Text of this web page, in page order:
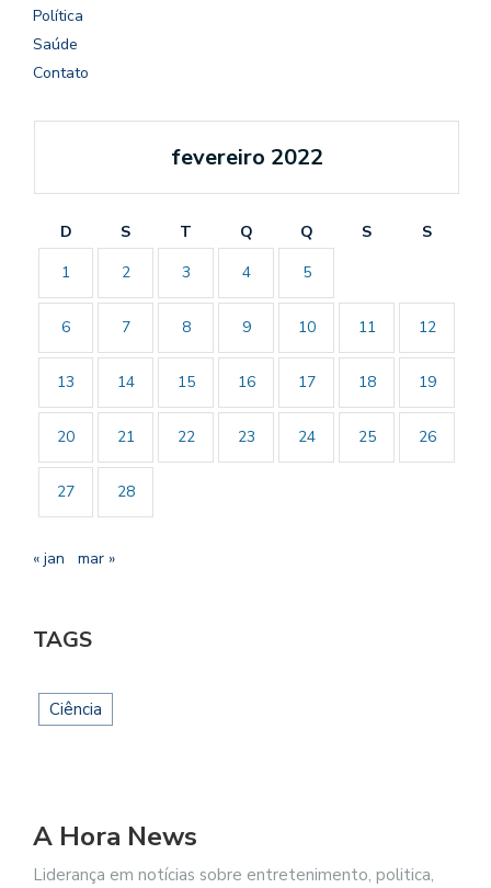
Política
Saúde
Contato
fevereiro 2022
D S T Q Q S
S
1
2 3 4 5
6 7 8 9 10 11 12
13 14 15 16 17 18 19
20 21 22 23 24 25 26
27 28
« jan mar »
TAGS
Ciência
A Hora News
Liderança em notícias sobre entretenimento, politica,